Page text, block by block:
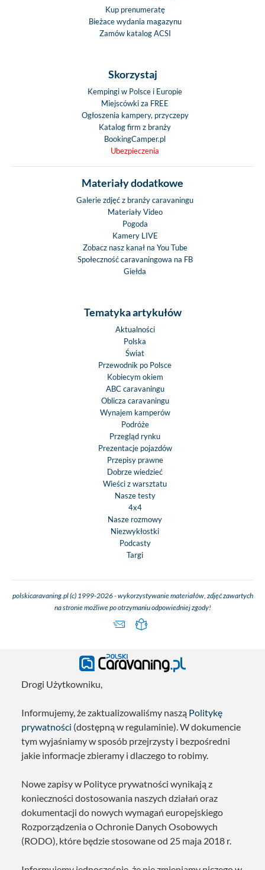
Kup prenumeratę
Bieżace wydania magazynu
Zamów katalog ACSI
Skorzystaj
Kempingi w Polsce i Europie
Miejscówki za FREE
Ogłoszenia kampery, przyczepy
Katalog firm z branży
BookingCamper.pl
Ubezpieczenia
Materiały dodatkowe
Galerie zdjęć z branży caravaningu
Materiały Video
Pogoda
Kamery LIVE
Zobacz nasz kanał na You Tube
Społeczność caravaningowa na FB
Giełda
Tematyka artykułów
Aktualności
Polska
Świat
Przewodnik po Polsce
Kobiecym okiem
ABC caravaningu
Oblicza caravaningu
Wynajem kamperów
Podróże
Przegląd rynku
Prezentacje pojazdów
Przepisy prawne
Dobrze wiedzieć
Wieści z warsztatu
Nasze testy
4x4
Nasze rozmowy
Niezwykłostki
Podcasty
Targi
polskicaravaning.pl (c) 1999-2026 - wykorzystywanie materiałów, zdjęć zawartych
na stronie możliwe po otrzymaniu odpowiedniej zgody!
Drogi Użytkowniku,
Informujemy, że zaktualizowaliśmy naszą Politykę
prywatności (dostępną w regulaminie). W dokumencie
tym wyjaśniamy w sposób przejrzysty i bezpośredni
jakie informacje zbieramy i dlaczego to robimy.
Nowe zapisy w Polityce prywatności wynikają z
konieczności dostosowania naszych działań oraz
dokumentacji do nowych wymagań europejskiego
Rozporządzenia o Ochronie Danych Osobowych
(RODO), które będzie stosowane od 25 maja 2018 r.